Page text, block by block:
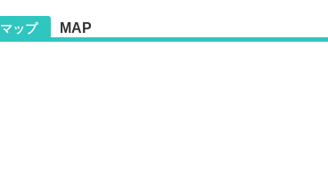
マップ MAP